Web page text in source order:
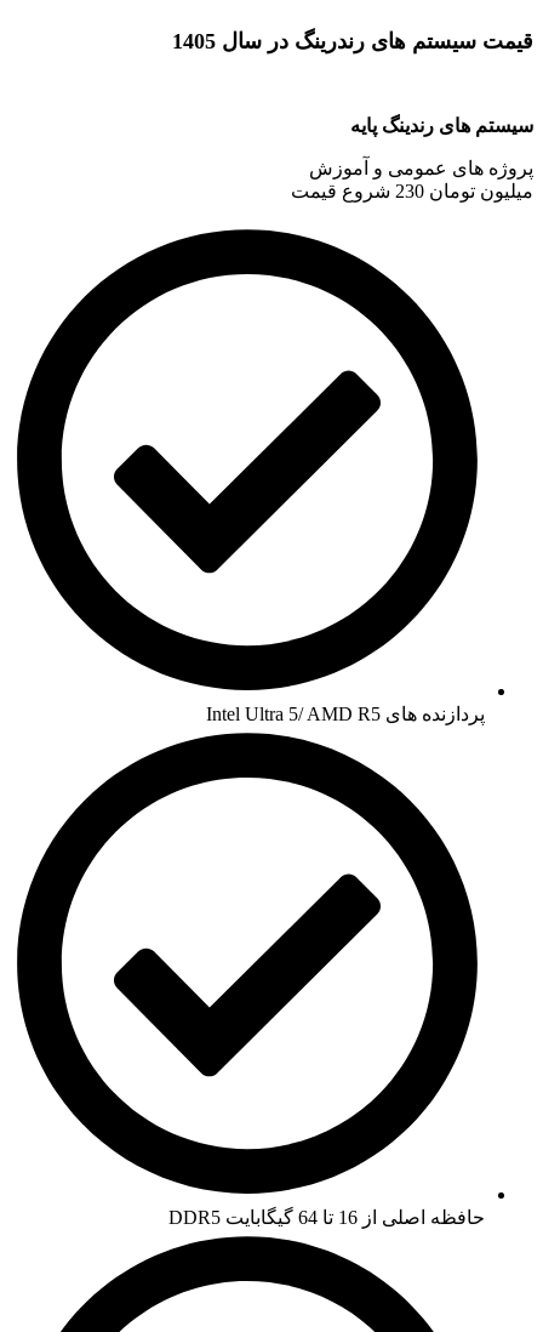
قیمت سیستم های رندرینگ در سال 1405
سیستم های رندینگ پایه
پروژه های عمومی و آموزش
میلیون تومان 230 شروع قیمت
پردازنده های Intel Ultra 5/ AMD R5
حافظه اصلی از 16 تا 64 گیگابایت DDR5